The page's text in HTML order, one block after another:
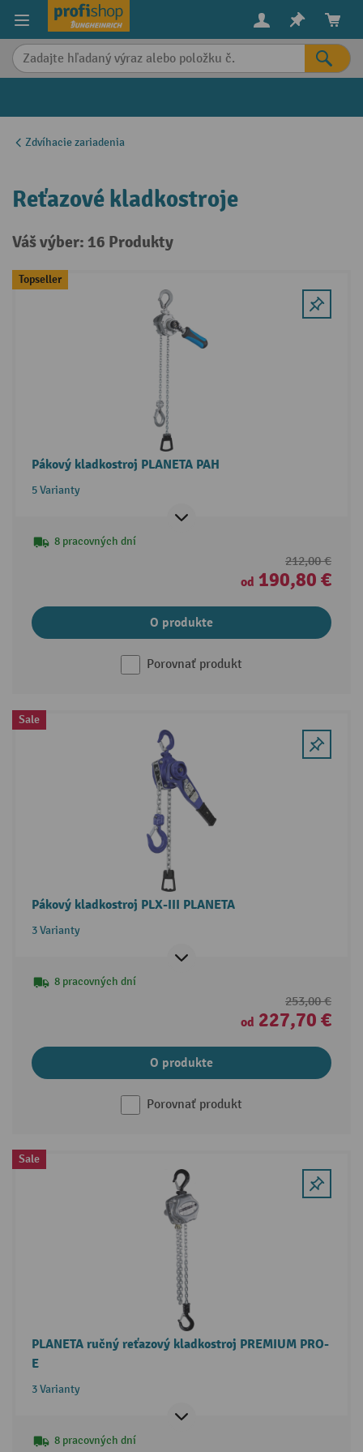
content
Zdvíhacie zariadenia
Reťazové kladkostroje
Váš výber: 16 Produkty
Topseller
Pákový kladkostroj PLANETA PAH
5 Varianty
8 pracovných dní
212,00 €
od 190,80 €
O produkte
Porovnať produkt
Sale
Pákový kladkostroj PLX-III PLANETA
3 Varianty
8 pracovných dní
253,00 €
od 227,70 €
O produkte
Porovnať produkt
Sale
PLANETA ručný reťazový kladkostroj PREMIUM PRO-
E
3 Varianty
8 pracovných dní